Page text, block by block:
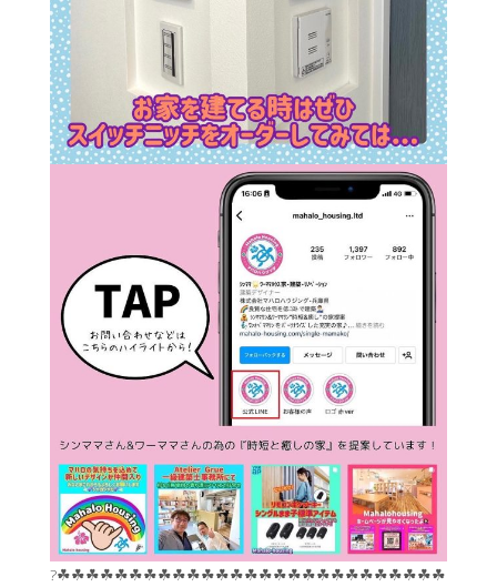
?☘︎☘︎☘︎☘︎☘︎☘︎☘︎☘︎☘︎☘︎☘︎☘︎☘︎☘︎☘︎☘︎☘︎☘︎☘︎☘︎☘︎☘︎☘︎☘︎☘︎☘︎☘︎